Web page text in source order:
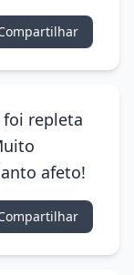
foi repleta
afeto!